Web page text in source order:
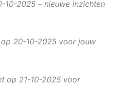
10-2025 – nieuwe inzichten
20-10-2025 voor jouw
op 21-10-2025 voor